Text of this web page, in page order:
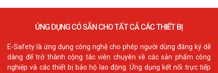
ỨNG DỤNG CÓ SẴN CHO TẤT CẢ CÁC THIẾT BỊ
E-Safety là ứng dụng công nghệ cho phép người dùng đăng ký dễ
dàng để trở thành cộng tác viên chuyên về các sản phẩm công
nghiệp và các thiết bị bảo hộ lao động. Ứng dụng kết nối trực tiếp